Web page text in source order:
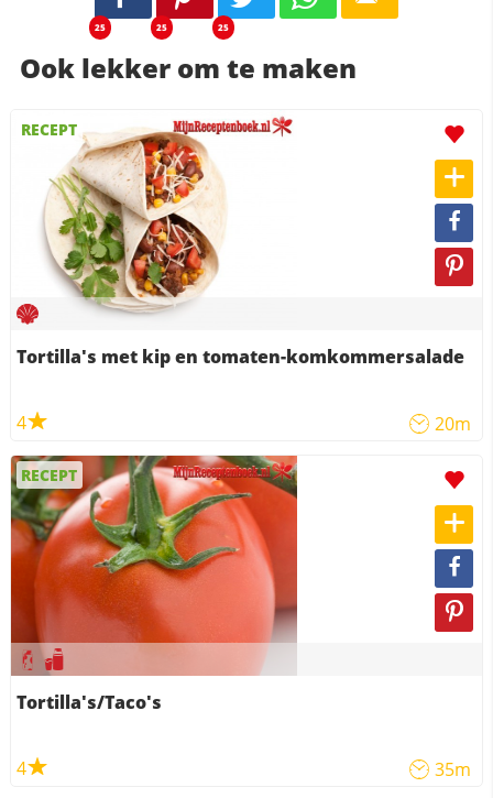
25 25 25
Ook lekker om te maken
RECEPT
Tortilla's met kip en tomaten-komkommersalade
4 20m
RECEPT
Tortilla's/Taco's
4 35m